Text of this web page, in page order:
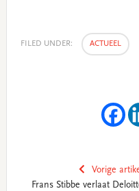
FILED UNDER: ACTUEEL
Vorige
Frans Stibbe verlaat